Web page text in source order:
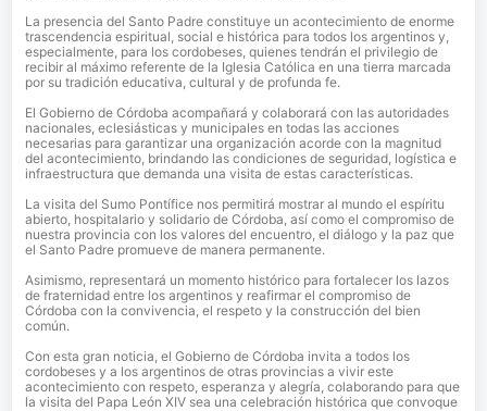
La presencia del Santo Padre constituye un acontecimiento de enorme
trascendencia espiritual, social e histórica para todos los argentinos y,
especialmente, para los cordobeses, quienes tendrán el privilegio de
recibir al máximo referente de la Iglesia Católica en una tierra marcada
por su tradición educativa, cultural y de profunda fe.
El Gobierno de Córdoba acompañará y colaborará con las autoridades
nacionales, eclesiásticas y municipales en todas las acciones
necesarias para garantizar una organización acorde con la magnitud
del acontecimiento, brindando las condiciones de seguridad, logística e
infraestructura que demanda una visita de estas características.
La visita del Sumo Pontífice nos permitirá mostrar al mundo el espíritu
abierto, hospitalario y solidario de Córdoba, así como el compromiso de
nuestra provincia con los valores del encuentro, el diálogo y la paz que
el Santo Padre promueve de manera permanente.
Asimismo, representará un momento histórico para fortalecer los lazos
de fraternidad entre los argentinos y reafirmar el compromiso de
Córdoba con la convivencia, el respeto y la construcción del bien
común.
Con esta gran noticia, el Gobierno de Córdoba invita a todos los
cordobeses y a los argentinos de otras provincias a vivir este
acontecimiento con respeto, esperanza y alegría, colaborando para que
la visita del Papa León XIV sea una celebración histórica que convoque